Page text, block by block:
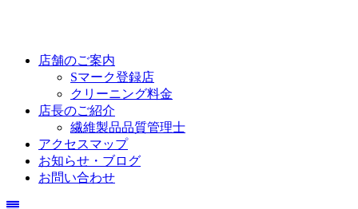
店舗のご案内
Sマーク登録店
クリーニング料金
店長のご紹介
繊維製品品質管理士
アクセスマップ
お知らせ・ブログ
お問い合わせ